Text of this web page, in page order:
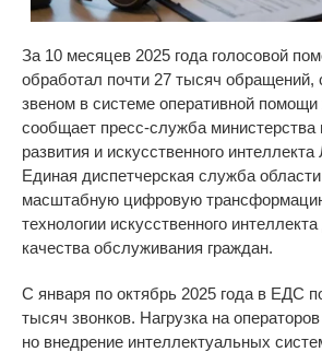
За 10 месяцев 2025 года голосовой
обработал почти 27 тысяч
звеном в системе оперативной помощи
сообщает пресс-служба министерства
развития и искусственного
Единая диспетчерская служба
масштабную цифровую
технологии искусственного
качества обслуживания граждан.
С января по октябрь 2025 года в ЕДС
тысяч звонков. Нагрузка на
но внедрение интеллектуальных